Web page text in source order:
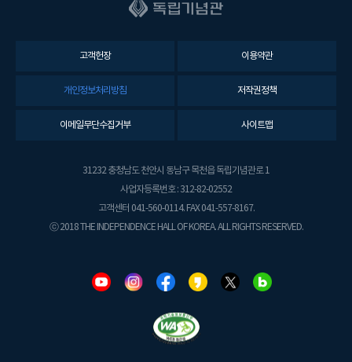
고객헌장 이용약관
개인정보처리방침 저작권정책
이메일무단수집거부 사이트맵
31232 충청남도 천안시 동남구 목천읍 독립기념관로 1
사업자등록번호 : 312-82-02552
고객센터 041-560-0114. FAX 041-557-8167.
ⓒ 2018 THE INDEPENDENCE HALL OF KOREA. ALL RIGHTS RESERVED.